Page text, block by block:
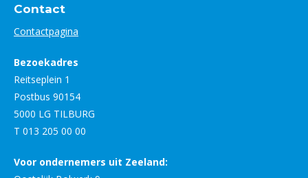
Contact
Contactpagina
Bezoekadres
Reitseplein 1
Postbus 90154
5000 LG TILBURG
T 013 205 00 00
Voor ondernemers uit Zeeland: